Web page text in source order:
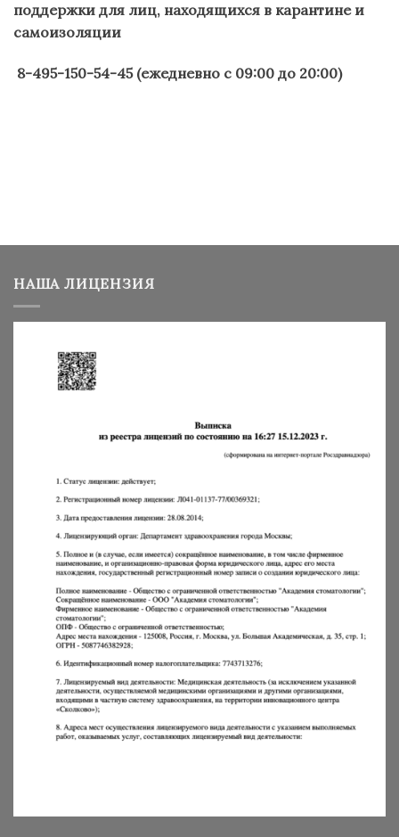
поддержки для лиц, находящихся в карантине и
самоизоляции
8-495-150-54-45 (ежедневно с 09:00 до 20:00)
НАША ЛИЦЕНЗИЯ